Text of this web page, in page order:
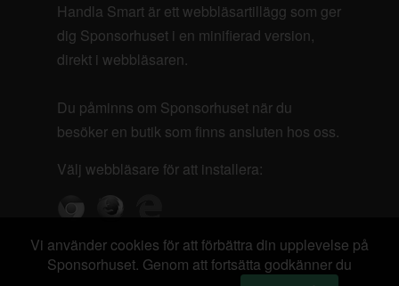
Handla Smart är ett webbläsartillägg som ger
dig Sponsorhuset i en minifierad version,
direkt i webbläsaren.
Du påminns om Sponsorhuset när du
besöker en butik som finns ansluten hos oss.
Välj webbläsare för att installera:
Vi använder cookies för att förbättra din upplevelse på
Sponsorhuset. Genom att fortsätta godkänner du